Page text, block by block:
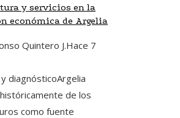
y servicios en la
económica de Argelia
Quintero J.Hace 7
diagnósticoArgelia
de los
como fuente